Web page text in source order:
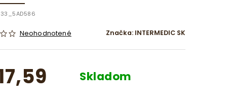
Neohodnotené Značka: INTERMEDIC SK
Skladom